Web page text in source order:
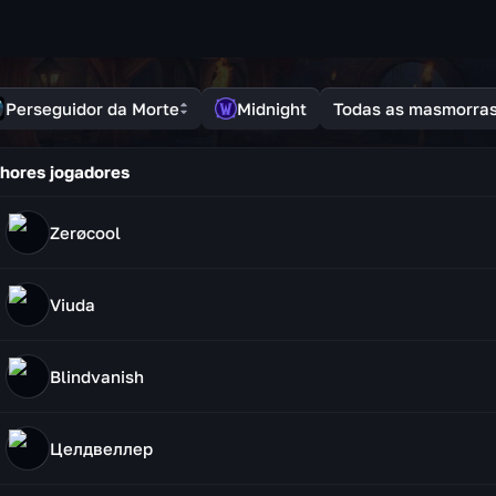
Perseguidor da Morte Midnight Todas as
jogadores
Zerøcool
Viuda
Blindvanish
Целдвеллер